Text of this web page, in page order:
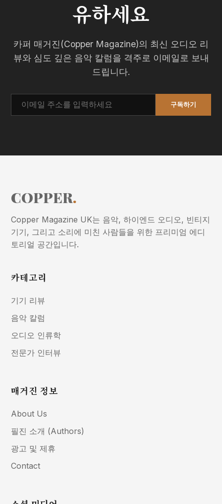
유하세요
카퍼 매거진(Copper Magazine)의 최신 오디오 리
뷰와 심도 깊은 음악 칼럼을 격주로 이메일로 보내
드립니다.
구독하기
COPPER.
Copper Magazine UK는 음악, 하이엔드 오디오, 빈티지
기기, 그리고 소리에 미친 사람들을 위한 프리미엄 에디
토리얼 공간입니다.
카테고리
기기 리뷰
음악 칼럼
오디오 인류학
전문가 인터뷰
매거진 정보
About Us
필진 소개 (Authors)
광고 및 제휴
Contact